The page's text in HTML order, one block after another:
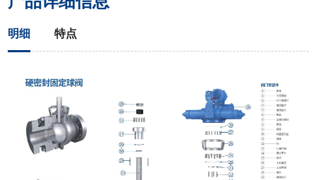
明细 特点